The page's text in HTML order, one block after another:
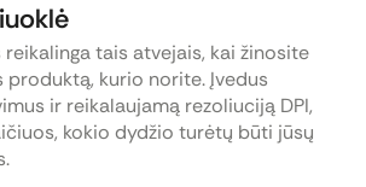
tais atvejais, kai žinosite
produktą, kurio norite. Įvedus
ir reikalaujamą rezoliuciją DPI,
kokio dydžio turėtų būti jūsų